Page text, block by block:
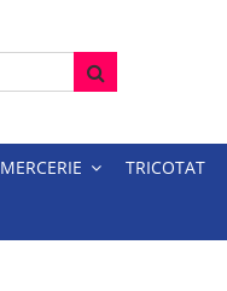
MERCERIE TRICOTAT